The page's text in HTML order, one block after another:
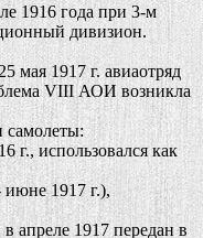
года при 3-м
дивизион.
мая 1917 г. авиаотряд
VIII АОИ возникла
г., использовался как
1917 г.),
апреле 1917 передан в